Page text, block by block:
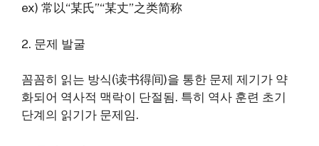
ex) 常以“某氏”“某丈”之类简称
2. 문제 발굴
꼼꼼히 읽는 방식(读书得间)을 통한 문제 제기가 약
화되어 역사적 맥락이 단절됨. 특히 역사 훈련 초기
단계의 읽기가 문제임.